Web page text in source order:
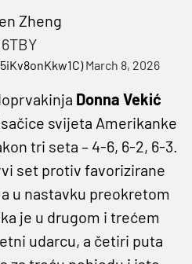
Zheng
March 8, 2026
Donna Vekić
svijeta Amerikanke
tri seta – 4-6, 6-2, 6-3.
set protiv favorizirane
u nastavku preokretom
je u drugom i trećem
udarcu, a četiri puta